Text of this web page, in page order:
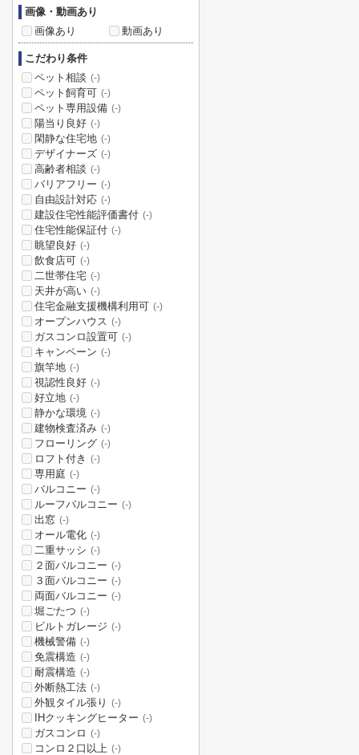
画像・動画あり
画像あり
動画あり
こだわり条件
ペット相談 (-)
ペット飼育可 (-)
ペット専用設備 (-)
陽当り良好 (-)
閑静な住宅地 (-)
デザイナーズ (-)
高齢者相談 (-)
バリアフリー (-)
自由設計対応 (-)
建設住宅性能評価書付 (-)
住宅性能保証付 (-)
眺望良好 (-)
飲食店可 (-)
二世帯住宅 (-)
天井が高い (-)
住宅金融支援機構利用可 (-)
オープンハウス (-)
ガスコンロ設置可 (-)
キャンペーン (-)
旗竿地 (-)
視認性良好 (-)
好立地 (-)
静かな環境 (-)
建物検査済み (-)
フローリング (-)
ロフト付き (-)
専用庭 (-)
バルコニー (-)
ルーフバルコニー (-)
出窓 (-)
オール電化 (-)
二重サッシ (-)
２面バルコニー (-)
３面バルコニー (-)
両面バルコニー (-)
堀ごたつ (-)
ビルトガレージ (-)
機械警備 (-)
免震構造 (-)
耐震構造 (-)
外断熱工法 (-)
外観タイル張り (-)
IHクッキングヒーター (-)
ガスコンロ (-)
コンロ２口以上 (-)